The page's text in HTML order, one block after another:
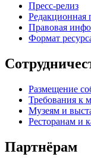
Пресс-релиз
Редакционная
Правовая
Формат
Размещение
Требования к
Музеям и
Ресторанам и
Партнёрам